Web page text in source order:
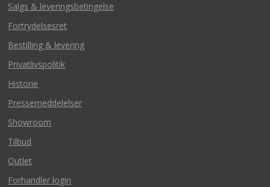
Salgs & leveringsbetingelse
Fortrydelsesret
Bestilling & levering
Privatlivspolitik
Historie
Pressemeddelelser
Showroom
Tilbud
Outlet
Forhandler login